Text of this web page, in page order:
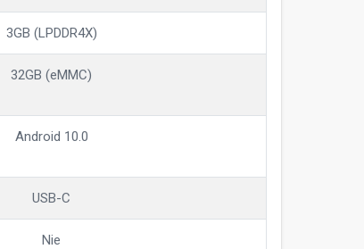
3GB (LPDDR4X)
32GB (eMMC)
Android 10.0
USB-C
Nie